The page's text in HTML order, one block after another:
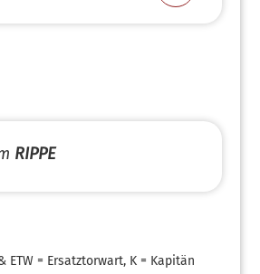
RIPPE
ETW = Ersatztorwart, K = Kapitän